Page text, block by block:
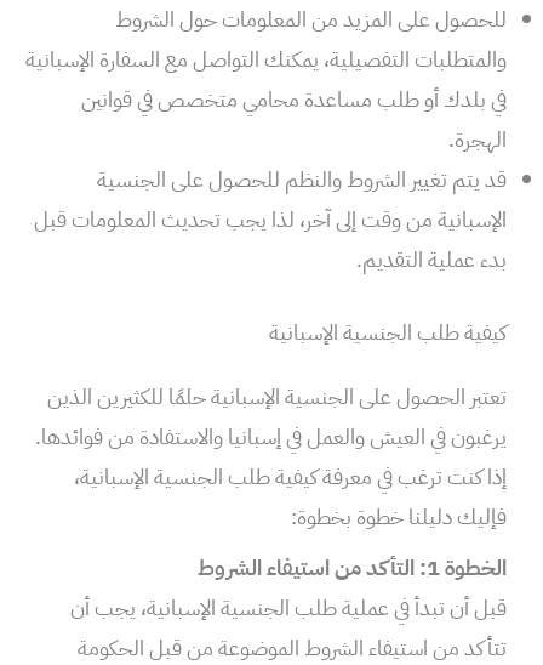
للحصول على المزيد من المعلومات حول الشروط
والمتطلبات التفصيلية، يمكنك التواصل مع السفارة الإسبانية
في بلدك أو طلب مساعدة محامي متخصص في قوانين
الهجرة.
قد يتم تغيير الشروط والنظم للحصول على الجنسية
الإسبانية من وقت إلى آخر، لذا يجب تحديث المعلومات قبل
بدء عملية التقديم.
كيفية طلب الجنسية الإسبانية
تعتبر الحصول على الجنسية الإسبانية حلمًا للكثيرين الذين
يرغبون في العيش والعمل في إسبانيا والاستفادة من فوائدها.
إذا كنت ترغب في معرفة كيفية طلب الجنسية الإسبانية،
فإليك دليلنا خطوة بخطوة:
الخطوة 1: التأكد من استيفاء الشروط
قبل أن تبدأ في عملية طلب الجنسية الإسبانية، يجب أن
تتأكد من استيفاء الشروط الموضوعة من قبل الحكومة